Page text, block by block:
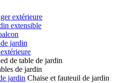
extérieure
extensible
jardin
de table de jardin
de jardin
jardin Chaise et fauteuil de jardin